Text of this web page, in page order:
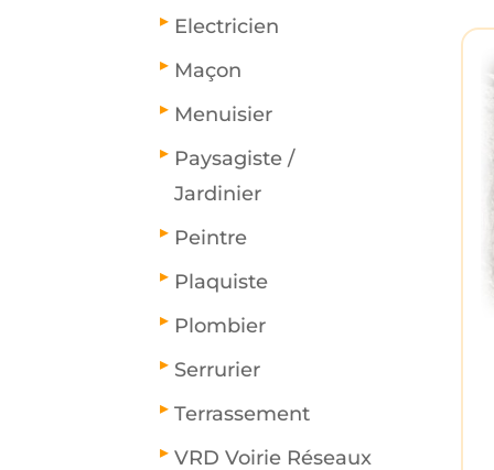
Electricien
Maçon
Menuisier
Paysagiste /
Jardinier
Peintre
Plaquiste
Plombier
Serrurier
Terrassement
VRD Voirie Réseaux